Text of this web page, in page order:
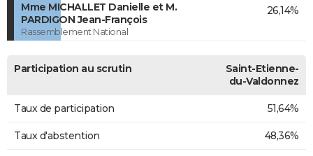
Mme MICHALLET Danielle et M.
PARDIGON Jean-François
Rassemblement National
26,14%
Participation au scrutin
Saint-Etienne-
du-Valdonnez
Taux de participation 51,64%
Taux d'abstention 48,36%